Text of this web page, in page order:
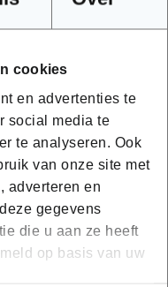
cookies
en advertenties te
social media te
te analyseren. Ook
van onze site met
adverteren en
gegevens
die u aan ze heeft
op basis van uw